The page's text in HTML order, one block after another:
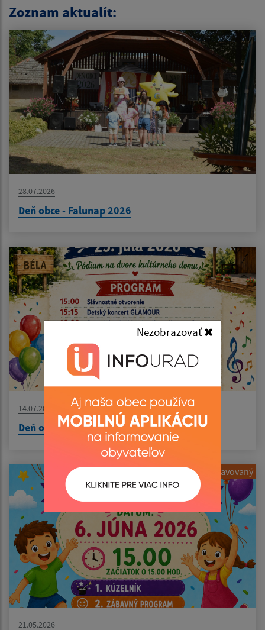
Nezobrazovať
Zoznam aktualít:
28.07.2026
Deň obce - Falunap 2026
14.07.2026
Deň obce 2026
Pripravovaný
21.05.2026